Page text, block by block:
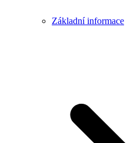
Základní informace